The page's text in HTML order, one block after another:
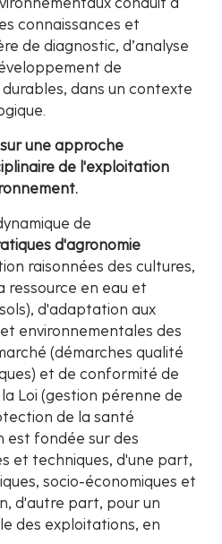
connaissances et
de diagnostic, d’analyse
de
dans un contexte
une approche
de l'exploitation
de
d'agronomie
raisonnées des cultures,
ressource en eau et
d'adaptation aux
environnementales des
(démarches qualité
et de conformité de
Loi (gestion pérenne de
de la santé
est fondée sur des
et techniques, d'une part,
socio-économiques et
d'autre part, pour un
des exploitations, en